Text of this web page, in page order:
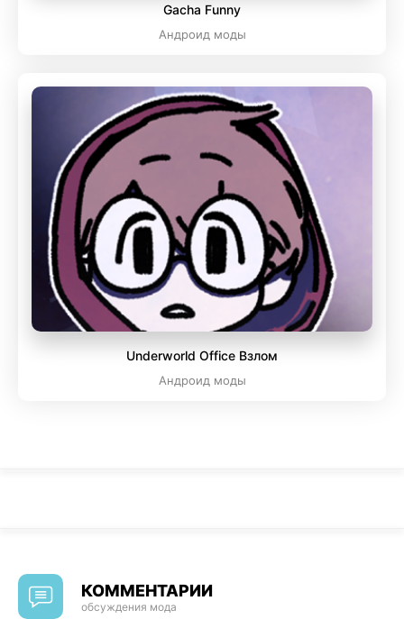
Gacha Funny
Андроид моды
Underworld Office Взлом
Андроид моды
КОММЕНТАРИИ
обсуждения мода